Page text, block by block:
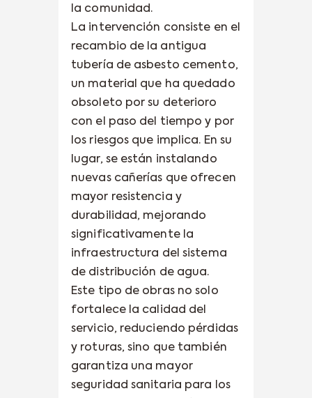
la comunidad.
La intervención consiste en el
recambio de la antigua
tubería de asbesto cemento,
un material que ha quedado
obsoleto por su deterioro
con el paso del tiempo y por
los riesgos que implica. En su
lugar, se están instalando
nuevas cañerías que ofrecen
mayor resistencia y
durabilidad, mejorando
significativamente la
infraestructura del sistema
de distribución de agua.
Este tipo de obras no solo
fortalece la calidad del
servicio, reduciendo pérdidas
y roturas, sino que también
garantiza una mayor
seguridad sanitaria para los